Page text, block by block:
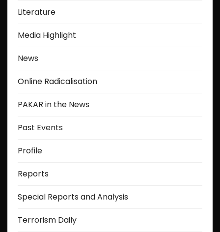
Literature
Media Highlight
News
Online Radicalisation
PAKAR in the News
Past Events
Profile
Reports
Special Reports and Analysis
Terrorism Daily